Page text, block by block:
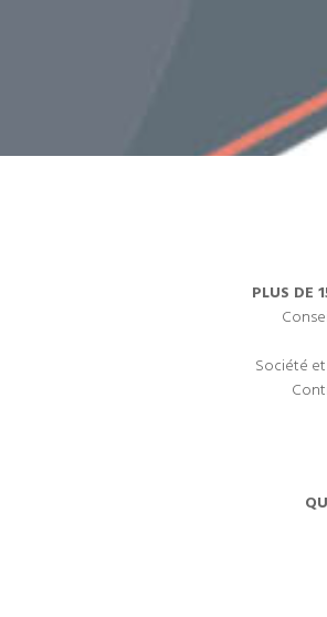
PLUS DE
Société